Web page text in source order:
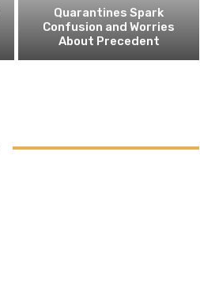
Quarantines Spark
Confusion and Worries
About Precedent